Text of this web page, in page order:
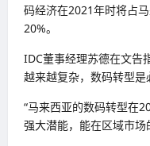
码经济在2021年时将占
20%。
IDC董事经理苏德在文告
越来越复杂，数码转型是
“马来西亚的数码转型在
强大潜能，能在区域市场